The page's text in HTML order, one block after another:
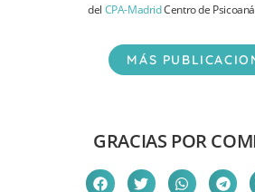
del CPA-MadridCentro de
MÁS
GRACIAS POR